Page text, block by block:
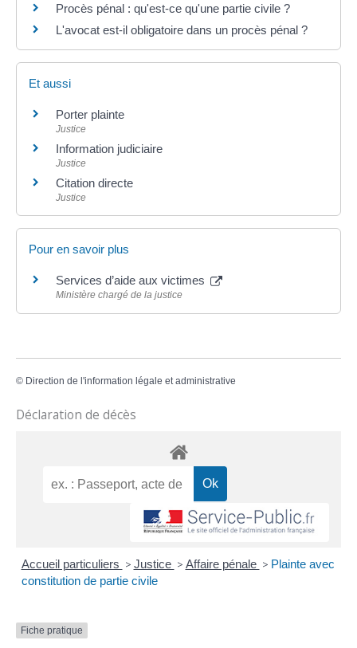
Procès pénal : qu'est-ce qu'une partie civile ?
L'avocat est-il obligatoire dans un procès pénal ?
Et aussi
Porter plainte
Justice
Information judiciaire
Justice
Citation directe
Justice
Pour en savoir plus
Services d’aide aux victimes
Ministère chargé de la justice
© Direction de l'information légale et administrative
Déclaration de décès
Accueil particuliers > Justice > Affaire pénale > Plainte avec
constitution de partie civile
Fiche pratique